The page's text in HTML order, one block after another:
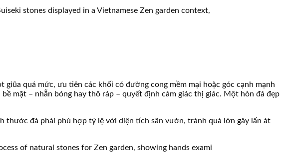
quá mức, ưu tiên các khối có đường cong mềm mại hoặc góc cạnh mạnh
mặt – nhẵn bóng hay thô ráp – quyết định cảm giác thị giác. Một hòn đá đẹp
thước đá phải phù hợp tỷ lệ với diện tích sân vườn, tránh quá lớn gây lấn át